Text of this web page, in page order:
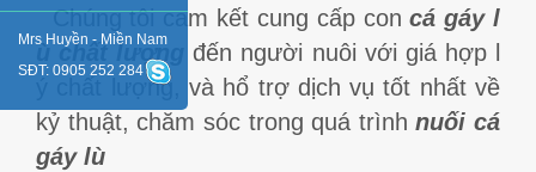
Chúng tôi cam kết cung cấp concá gáy l
ù chất lượng
đến người nuôi với giá hợp l
ý chất lượng, và hổ trợ dịch vụ tốt nhất về
kỷ thuật, chăm sóc trong quá trìnhnuối cá
gáy lù
Mrs Huyền - Miền Nam
SĐT: 0905 252 284